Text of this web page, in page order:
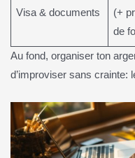
Visa & documents
(+
de
Au fond, organiser ton
d’improviser sans crainte: